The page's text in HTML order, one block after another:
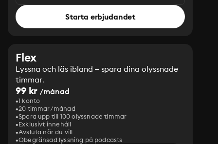
Starta erbjudandet
Flex
Lyssna och läs ibland – spara dina olyssnade
timmar.
99 kr /månad
1 konto
20 timmar/månad
Spara upp till 100 olyssnade timmar
Exklusivt innehåll
Avsluta när du vill
Obegränsad lyssning på podcasts